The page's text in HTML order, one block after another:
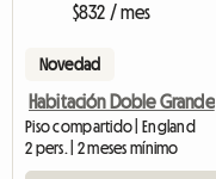
$832 / mes
Novedad
Habitación Doble Grande
Piso compartido | England
2 pers. | 2 meses mínimo